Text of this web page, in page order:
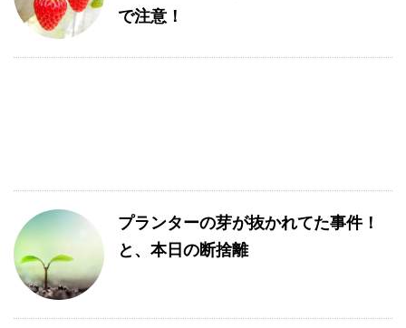
で注意！
プランターの芽が抜かれてた事件！
と、本日の断捨離